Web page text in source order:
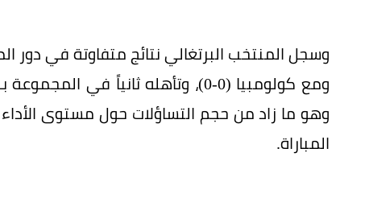
وهو ما زاد من حجم التساؤلات حول مستوى
المباراة.